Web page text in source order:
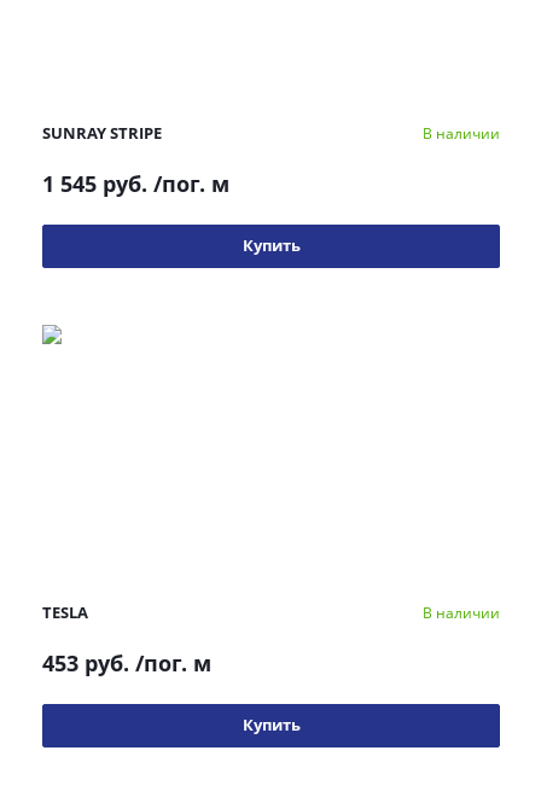
SUNRAY STRIPE В наличии
1 545 руб. /пог. м
Купить
TESLA В наличии
453 руб. /пог. м
Купить